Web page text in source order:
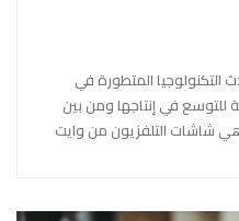
التكنولوجيا المتطورة في
للتوسع في إنتاجها ومن بين
هي شاشات التلفزيون من وايت